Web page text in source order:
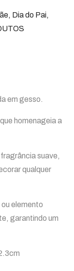
, Dia do Pai,
em gesso.
homenageia a
suave,
qualquer
elemento
garantindo um